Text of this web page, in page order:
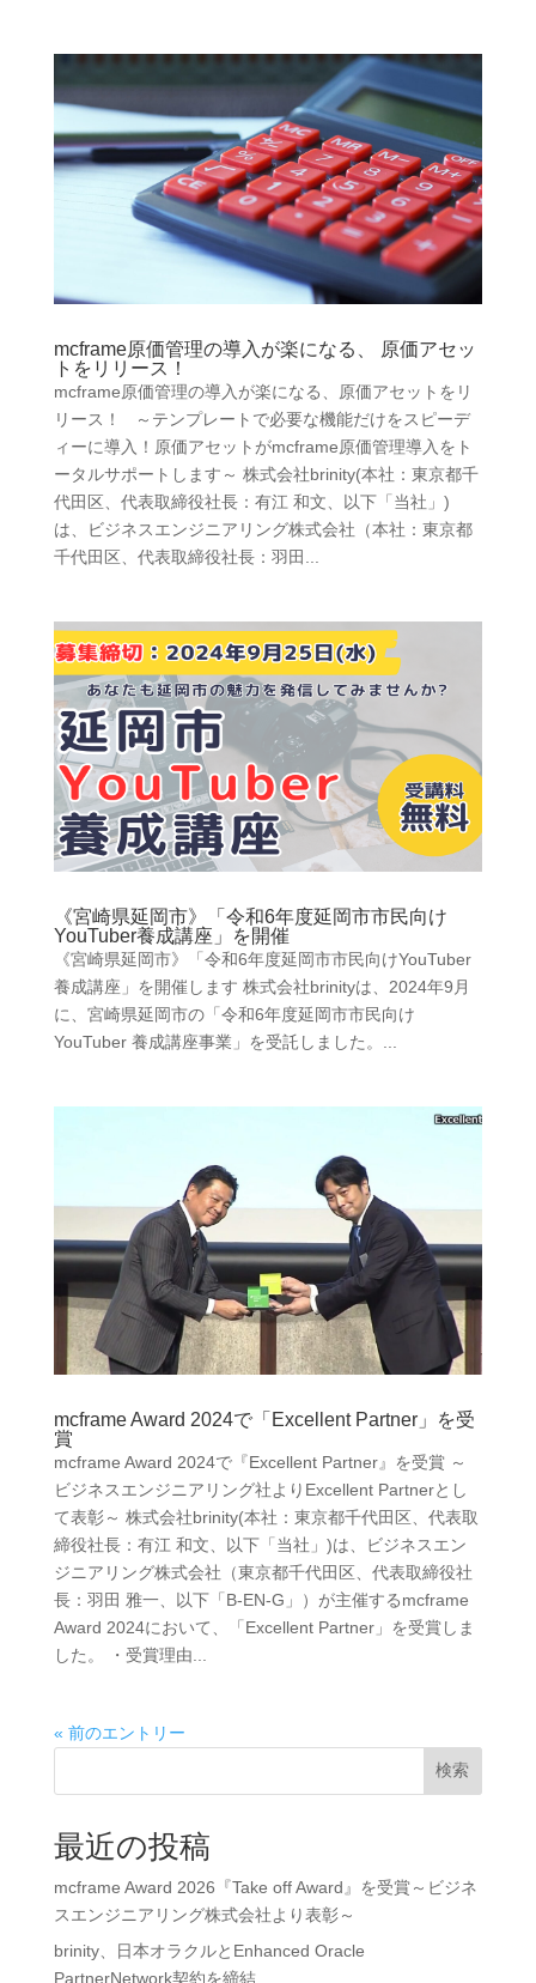
mcframe原価管理の導入が楽になる、 原価アセッ
トをリリース！
mcframe原価管理の導入が楽になる、原価アセットをリ
リース！ ～テンプレートで必要な機能だけをスピーデ
ィーに導入！原価アセットがmcframe原価管理導入をト
ータルサポートします～ 株式会社brinity(本社：東京都千
代田区、代表取締役社長：有江 和文、以下「当社」)
は、ビジネスエンジニアリング株式会社（本社：東京都
千代田区、代表取締役社長：羽田...
《宮崎県延岡市》「令和6年度延岡市市民向け
YouTuber養成講座」を開催
《宮崎県延岡市》「令和6年度延岡市市民向けYouTuber
養成講座」を開催します 株式会社brinityは、2024年9月
に、宮崎県延岡市の「令和6年度延岡市市民向け
YouTuber 養成講座事業」を受託しました。...
mcframe Award 2024で「Excellent Partner」を受
賞
mcframe Award 2024で『Excellent Partner』を受賞 ～
ビジネスエンジニアリング社よりExcellent Partnerとし
て表彰～ 株式会社brinity(本社：東京都千代田区、代表取
締役社長：有江 和文、以下「当社」)は、ビジネスエン
ジニアリング株式会社（東京都千代田区、代表取締役社
長：羽田 雅一、以下「B-EN-G」）が主催するmcframe
Award 2024において、「Excellent Partner」を受賞しま
した。 ・受賞理由...
« 前のエントリー
検索
最近の投稿
mcframe Award 2026『Take off Award』を受賞～ビジネ
スエンジニアリング株式会社より表彰～
brinity、日本オラクルとEnhanced Oracle
PartnerNetwork契約を締結